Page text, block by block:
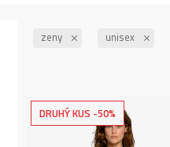
zeny unisex
DRUHÝ KUS -50%